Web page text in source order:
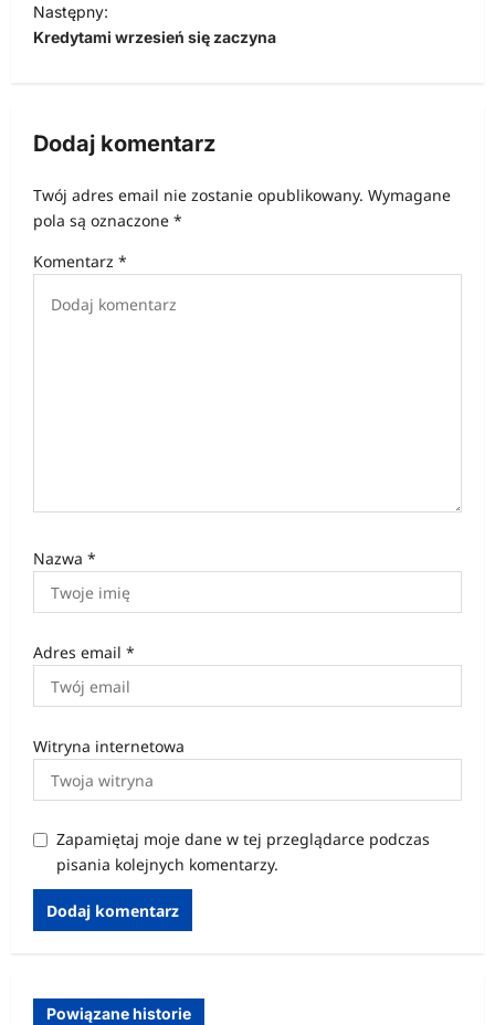
i
c
a
w
p
Następny:
Kredytami wrzesień się zaczyna
Dodaj komentarz
Twój adres email nie zostanie opublikowany. Wymagane
pola są oznaczone *
Komentarz *
Nazwa *
Adres email *
Witryna internetowa
Zapamiętaj moje dane w tej przeglądarce podczas
pisania kolejnych komentarzy.
Powiązane historie